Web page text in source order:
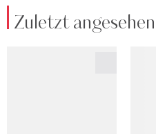
Zuletzt angesehen